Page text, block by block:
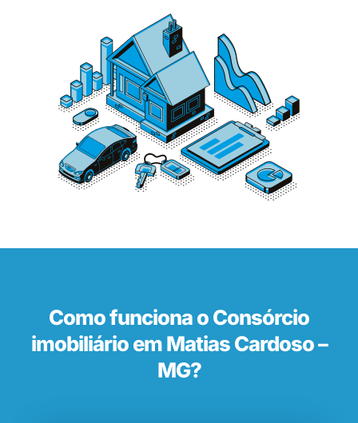
Como funciona o Consórcio
imobiliário em Matias Cardoso –
MG?